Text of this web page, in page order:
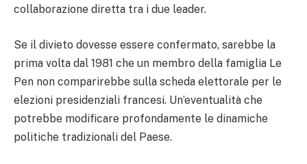
collaborazione diretta tra i due leader.
Se il divieto dovesse essere confermato, sarebbe la
prima volta dal 1981 che un membro della famiglia Le
Pen non comparirebbe sulla scheda elettorale per le
elezioni presidenziali francesi. Un’eventualità che
potrebbe modificare profondamente le dinamiche
politiche tradizionali del Paese.